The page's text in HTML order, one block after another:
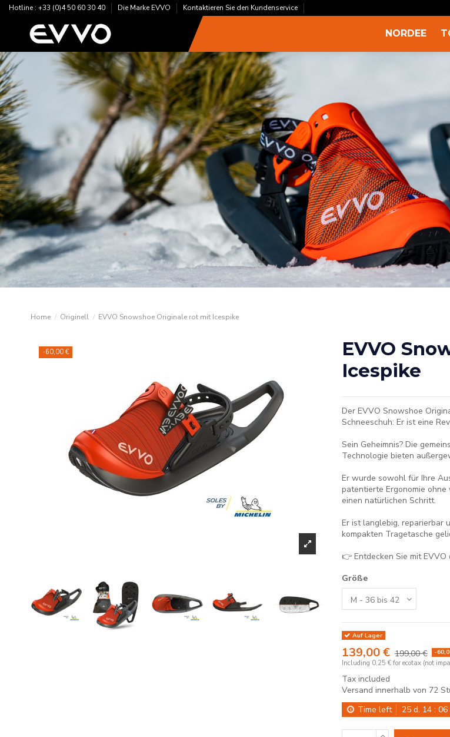
Hotline : +33 (0)4 50 60 30 40 Die Marke EVVO Kontaktieren Sie den Kundenservice
NORDEE
Home Originell EVVO Snowshoe Originale rot mit Icespike
-60,00 €
EVVO
Icespike
Der EVVO Snowshoe
Schneeschuh: Er ist eine
Sein Geheimnis? Die
Technologie bieten
Er wurde sowohl für Ihre
patentierte Ergonomie
einen natürlichen Schritt.
Er ist langlebig, reparierbar
kompakten Tragetasche
👉 Entdecken Sie mit
Größe
Auf Lager
139,00 € 199,00 €
-
Including 0,25 € for ecotax (not
Tax included
Versand innerhalb von 72
Time left
25d. 14: 06